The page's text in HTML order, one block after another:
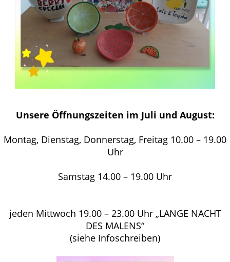
Unsere Öffnungszeiten im Juli und August:
Montag, Dienstag, Donnerstag, Freitag 10.00 – 19.00
Uhr
Samstag 14.00 – 19.00 Uhr
jeden Mittwoch 19.00 – 23.00 Uhr „LANGE NACHT
DES MALENS“
(siehe Infoschreiben)